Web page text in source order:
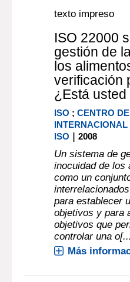
controlar una o[...]
texto impreso
ISO 22000
gestión de
los
verificación
¿Está
ISO;CENTRO
INTERNACIONAL
ISO|2008
Un sistema de
inocuidad de los
como un
para establecer